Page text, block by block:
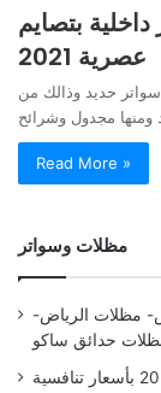
بتصايم
عصرية 2021
حديد وذالك من
Read More »
مظلات وسواتر
مظلات الرياض-
حدائق ساكو